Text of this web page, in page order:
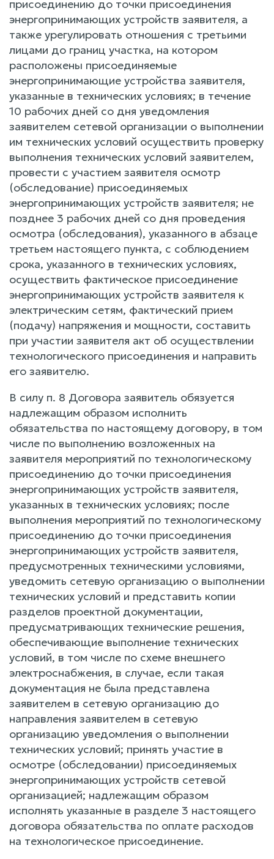
присоединению до точки присоединения
энергопринимающих устройств заявителя, а
также урегулировать отношения с третьими
лицами до границ участка, на котором
расположены присоединяемые
энергопринимающие устройства заявителя,
указанные в технических условиях; в течение
10 рабочих дней со дня уведомления
заявителем сетевой организации о выполнении
им технических условий осуществить проверку
выполнения технических условий заявителем,
провести с участием заявителя осмотр
(обследование) присоединяемых
энергопринимающих устройств заявителя; не
позднее 3 рабочих дней со дня проведения
осмотра (обследования), указанного в абзаце
третьем настоящего пункта, с соблюдением
срока, указанного в технических условиях,
осуществить фактическое присоединение
энергопринимающих устройств заявителя к
электрическим сетям, фактический прием
(подачу) напряжения и мощности, составить
при участии заявителя акт об осуществлении
технологического присоединения и направить
его заявителю.
В силу п. 8 Договора заявитель обязуется
надлежащим образом исполнить
обязательства по настоящему договору, в том
числе по выполнению возложенных на
заявителя мероприятий по технологическому
присоединению до точки присоединения
энергопринимающих устройств заявителя,
указанных в технических условиях; после
выполнения мероприятий по технологическому
присоединению до точки присоединения
энергопринимающих устройств заявителя,
предусмотренных техническими условиями,
уведомить сетевую организацию о выполнении
технических условий и представить копии
разделов проектной документации,
предусматривающих технические решения,
обеспечивающие выполнение технических
условий, в том числе по схеме внешнего
электроснабжения, в случае, если такая
документация не была представлена
заявителем в сетевую организацию до
направления заявителем в сетевую
организацию уведомления о выполнении
технических условий; принять участие в
осмотре (обследовании) присоединяемых
энергопринимающих устройств сетевой
организацией; надлежащим образом
исполнять указанные в разделе 3 настоящего
договора обязательства по оплате расходов
на технологическое присоединение.